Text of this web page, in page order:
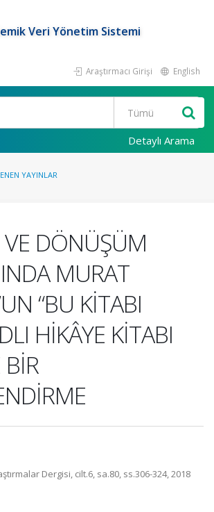
Veri Yönetim Sistemi
Araştırmacı Girişi English
Detaylı Arama
YAYINLAR
DÖNÜŞÜM
MURAT
“BU KİTABI
HİKÂYE KİTABI
BİR
Dergisi, cilt.6, sa.80, ss.306-324, 2018